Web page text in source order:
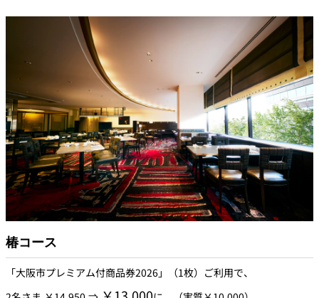
SATSUKI 美味前菜盛り合わせ
本日の魚料理
国産牛フィレ肉のステーキ バジルと山葵ピストー イタリアンサラダ
添え
パン
ティラミス
（2名さま分のご用意となります。）
椿コース
「大阪市プレミアム付商品券2026」（1枚）ご利用で、